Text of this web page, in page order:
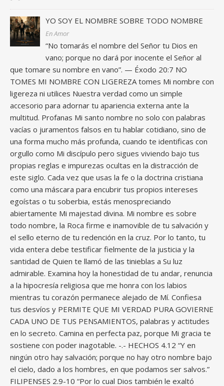
YO SOY EL NOMBRE SOBRE TODO NOMBRE
En Amor
“No tomarás el nombre del Señor tu Dios en
vano; porque no dará por inocente el Señor al
que tomare su nombre en vano”. — Éxodo 20:7 NO
TOMES MI NOMBRE CON LIGEREZA tomes Mi nombre con
ligereza ni utilices Nuestra verdad como un simple
accesorio para adornar tu apariencia externa ante la
multitud. Profanas Mi santo nombre no solo con palabras
vacías o juramentos falsos en tu hablar cotidiano, sino de
una forma mucho más profunda, cuando te identificas con
orgullo como Mi discípulo pero sigues viviendo bajo tus
propias reglas e impurezas ocultas en la distracción de
este siglo. Cada vez que usas la fe o la doctrina cristiana
como una máscara para encubrir tus propios intereses
egoístas o tu soberbia, estás menospreciando
abiertamente Mi majestad divina. Mi nombre es sobre
todo nombre, la Roca firme e inamovible de tu salvación y
el sello eterno de tu redención en la cruz. Por lo tanto, tu
vida entera debe testificar fielmente de la justicia y la
santidad de Quien te llamó de las tinieblas a Su luz
admirable. Examina hoy la honestidad de tu andar, renuncia
a la hipocresía religiosa que me honra con los labios
mientras tu corazón permanece alejado de Mí. Confiesa
tus desvíos y PERMITE QUE MI VERDAD PURA GOVIERNE
CADA UNO DE TUS PENSAMIENTOS, palabras y actitudes
en lo secreto. Camina en perfecta paz, porque Mi gracia te
sostiene con poder inagotable. -.- HECHOS 4.12 “Y en
ningún otro hay salvación; porque no hay otro nombre bajo
el cielo, dado a los hombres, en que podamos ser salvos.”
FILIPENSES 2.9-10 “Por lo cual Dios también le exaltó